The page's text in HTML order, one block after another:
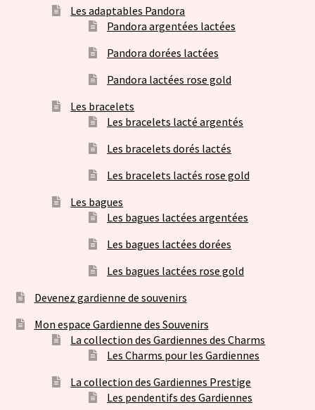
Les adaptables Pandora
Pandora argentées lactées
Pandora dorées lactées
Pandora lactées rose gold
Les bracelets
Les bracelets lacté argentés
Les bracelets dorés lactés
Les bracelets lactés rose gold
Les bagues
Les bagues lactées argentées
Les bagues lactées dorées
Les bagues lactées rose gold
Devenez gardienne de souvenirs
Mon espace Gardienne des Souvenirs
La collection des Gardiennes des Charms
Les Charms pour les Gardiennes
La collection des Gardiennes Prestige
Les pendentifs des Gardiennes